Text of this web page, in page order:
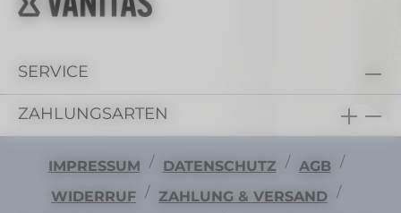
SERVICE
ZAHLUNGSARTEN
IMPRESSUM / DATENSCHUTZ / AGB /
WIDERRUF / ZAHLUNG & VERSAND /